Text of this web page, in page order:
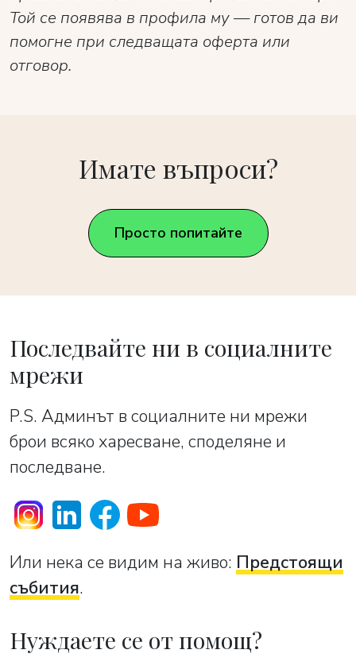
Той се появява в профила му — готов да ви
помогне при следващата оферта или
отговор.
Имате въпроси?
Просто попитайте
Последвайте ни в социалните
мрежи
P.S. Админът в социалните ни мрежи
брои всяко харесване, споделяне и
последване.
Или нека се видим на живо: Предстоящи
събития.
Нуждаете се от помощ?